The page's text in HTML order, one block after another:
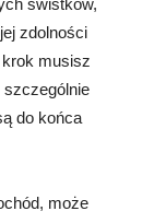
świstków,
zdolności
musisz
szczególnie
do końca
może